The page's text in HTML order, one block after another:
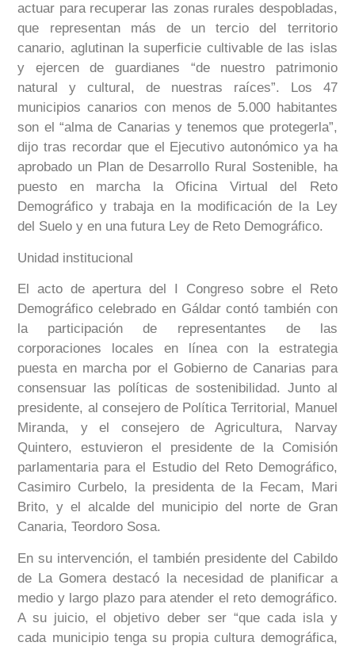
actuar para recuperar las zonas rurales despobladas,
que representan más de un tercio del territorio
canario, aglutinan la superficie cultivable de las islas
y ejercen de guardianes “de nuestro patrimonio
natural y cultural, de nuestras raíces”. Los 47
municipios canarios con menos de 5.000 habitantes
son el “alma de Canarias y tenemos que protegerla”,
dijo tras recordar que el Ejecutivo autonómico ya ha
aprobado un Plan de Desarrollo Rural Sostenible, ha
puesto en marcha la Oficina Virtual del Reto
Demográfico y trabaja en la modificación de la Ley
del Suelo y en una futura Ley de Reto Demográfico.
Unidad institucional
El acto de apertura del I Congreso sobre el Reto
Demográfico celebrado en Gáldar contó también con
la participación de representantes de las
corporaciones locales en línea con la estrategia
puesta en marcha por el Gobierno de Canarias para
consensuar las políticas de sostenibilidad. Junto al
presidente, al consejero de Política Territorial, Manuel
Miranda, y el consejero de Agricultura, Narvay
Quintero, estuvieron el presidente de la Comisión
parlamentaria para el Estudio del Reto Demográfico,
Casimiro Curbelo, la presidenta de la Fecam, Mari
Brito, y el alcalde del municipio del norte de Gran
Canaria, Teordoro Sosa.
En su intervención, el también presidente del Cabildo
de La Gomera destacó la necesidad de planificar a
medio y largo plazo para atender el reto demográfico.
A su juicio, el objetivo deber ser “que cada isla y
cada municipio tenga su propia cultura demográfica,